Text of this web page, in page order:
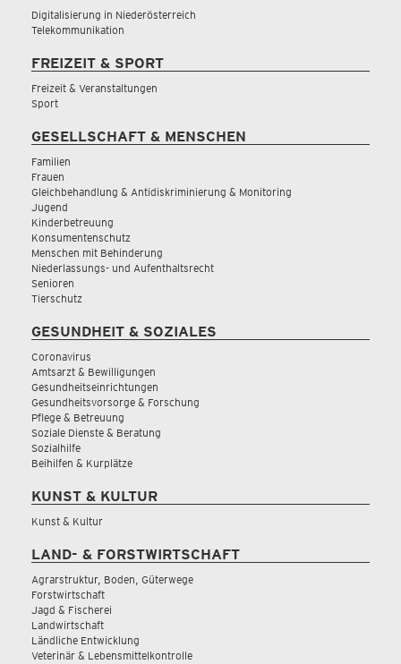
Digitalisierung in Niederösterreich
Telekommunikation
FREIZEIT & SPORT
Freizeit & Veranstaltungen
Sport
GESELLSCHAFT & MENSCHEN
Familien
Frauen
Gleichbehandlung & Antidiskriminierung & Monitoring
Jugend
Kinderbetreuung
Konsumentenschutz
Menschen mit Behinderung
Niederlassungs- und Aufenthaltsrecht
Senioren
Tierschutz
GESUNDHEIT & SOZIALES
Coronavirus
Amtsarzt & Bewilligungen
Gesundheitseinrichtungen
Gesundheitsvorsorge & Forschung
Pflege & Betreuung
Soziale Dienste & Beratung
Sozialhilfe
Beihilfen & Kurplätze
KUNST & KULTUR
Kunst & Kultur
LAND- & FORSTWIRTSCHAFT
Agrarstruktur, Boden, Güterwege
Forstwirtschaft
Jagd & Fischerei
Landwirtschaft
Ländliche Entwicklung
Veterinär & Lebensmittelkontrolle